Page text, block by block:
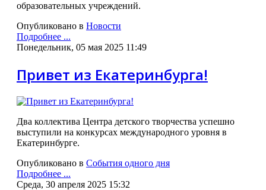
образовательных учреждений.
Опубликовано в Новости
Подробнее ...
Понедельник, 05 мая 2025 11:49
Привет из Екатеринбурга!
Два коллектива Центра детского творчества успешно
выступили на конкурсах международного уровня в
Екатеринбурге.
Опубликовано в События одного дня
Подробнее ...
Среда, 30 апреля 2025 15:32